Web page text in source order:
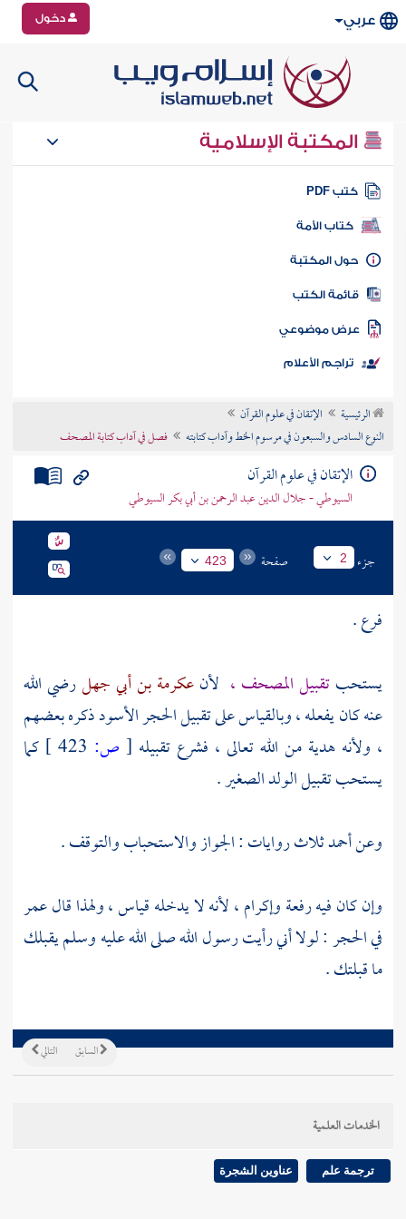
عربي دخول
المكتبة الإسلامية
كتب PDF
كتاب الأمة
المكتبة
الكتب
موضوعي
تراجم الأعلام
الرئيسية
الإتقان في علوم القرآن
النوع السادس والسبعون في مرسوم الخط وآداب كتابته
فصل في آداب كتابة المصحف
الإتقان في علوم القرآن
السيوطي - جلال الدين عبد الرحمن بن أبي بكر السيوطي
جزء 2 صفحة 423
فرع .
يستحبتقبيل المصحف ، لأنعكرمة بن أبي جهلرضي الله
عنه كان يفعله ، وبالقياس على تقبيل الحجر الأسود ذكره بعضهم
، ولأنه هدية من الله تعالى ، فشرع تقبيله [ ص:
كما
يستحب تقبيل الولد الصغير .
وعنأحمدثلاث روايات : الجواز والاستحباب والتوقف .
وإن كان فيه رفعة وإكرام ، لأنه لا يدخله قياس ، ولهذا قالعمر
في الحجر : لولا أني رأيت رسول الله صلى الله عليه وسلم يقبلك
ما قبلتك .
التالي السابق
الخدمات العلمية
ترجمة علم عناوين الشجرة